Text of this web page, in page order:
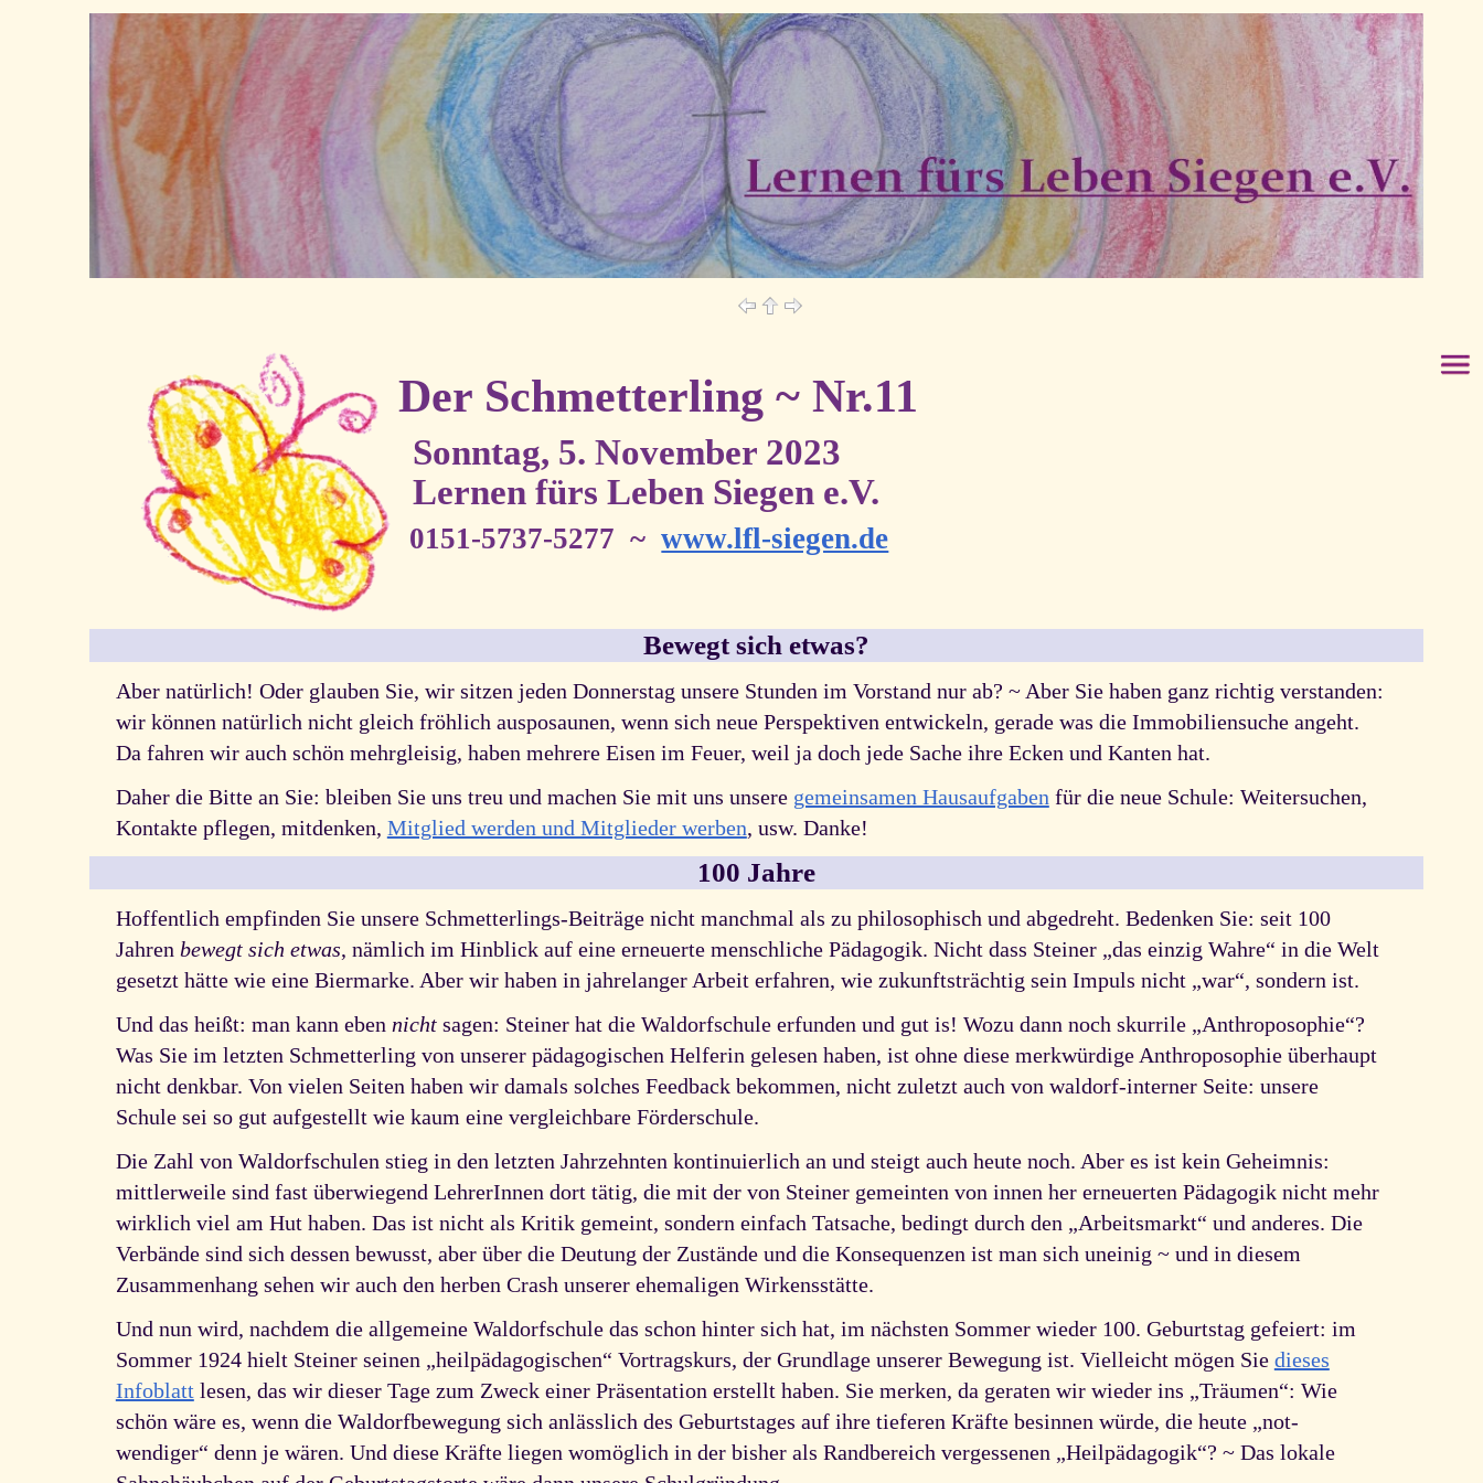
Der Schmetterling ~ Nr.11
Sonntag, 5. November 2023
Lernen fürs Leben Siegen e.V.
0151-5737-5277 ~www.lfl-siegen.de
Bewegt sich etwas?
Aber natürlich! Oder glauben Sie, wir sitzen jeden Donnerstag unsere Stunden im Vorstand nur ab? ~ Aber Sie haben ganz richtig verstanden:
wir können natürlich nicht gleich fröhlich ausposaunen, wenn sich neue Perspektiven entwickeln, gerade was die Immobiliensuche angeht.
Da fahren wir auch schön mehrgleisig, haben mehrere Eisen im Feuer, weil ja doch jede Sache ihre Ecken und Kanten hat.
Daher die Bitte an Sie: bleiben Sie uns treu und machen Sie mit uns unsere gemeinsamen Hausaufgaben für die neue Schule: Weitersuchen,
Kontakte pflegen, mitdenken, Mitglied werden und Mitglieder werben, usw. Danke!
100 Jahre
Hoffentlich empfinden Sie unsere Schmetterlings-Beiträge nicht manchmal als zu philosophisch und abgedreht. Bedenken Sie: seit 100
Jahren bewegt sich etwas, nämlich im Hinblick auf eine erneuerte menschliche Pädagogik. Nicht dass Steiner „das einzig Wahre“ in die Welt
gesetzt hätte wie eine Biermarke. Aber wir haben in jahrelanger Arbeit erfahren, wie zukunftsträchtig sein Impuls nicht „war“, sondern ist.
Und das heißt: man kann eben nichtsagen: Steiner hat die Waldorfschule erfunden und gut is! Wozu dann noch skurrile „Anthroposophie“?
Was Sie im letzten Schmetterling von unserer pädagogischen Helferin gelesen haben, ist ohne diese merkwürdige Anthroposophie überhaupt
nicht denkbar. Von vielen Seiten haben wir damals solches Feedback bekommen, nicht zuletzt auch von waldorf-interner Seite: unsere
Schule sei so gut aufgestellt wie kaum eine vergleichbare Förderschule.
Die Zahl von Waldorfschulen stieg in den letzten Jahrzehnten kontinuierlich an und steigt auch heute noch. Aber es ist kein Geheimnis:
mittlerweile sind fast überwiegend LehrerInnen dort tätig, die mit der von Steiner gemeinten von innen her erneuerten Pädagogik nicht mehr
wirklich viel am Hut haben. Das ist nicht als Kritik gemeint, sondern einfach Tatsache, bedingt durch den „Arbeitsmarkt“ und anderes. Die
Verbände sind sich dessen bewusst, aber über die Deutung der Zustände und die Konsequenzen ist man sich uneinig ~ und in diesem
Zusammenhang sehen wir auch den herben Crash unserer ehemaligen Wirkensstätte.
Und nun wird, nachdem die allgemeine Waldorfschule das schon hinter sich hat, im nächsten Sommer wieder 100. Geburtstag gefeiert: im
Sommer 1924 hielt Steiner seinen „heilpädagogischen“ Vortragskurs, der Grundlage unserer Bewegung ist. Vielleicht mögen Sie dieses
Infoblattlesen, das wir dieser Tage zum Zweck einer Präsentation erstellt haben. Sie merken, da geraten wir wieder ins „Träumen“: Wie
schön wäre es, wenn die Waldorfbewegung sich anlässlich des Geburtstages auf ihre tieferen Kräfte besinnen würde, die heute „not-
wendiger“ denn je wären. Und diese Kräfte liegen womöglich in der bisher als Randbereich vergessenen „Heilpädagogik“? ~ Das lokale